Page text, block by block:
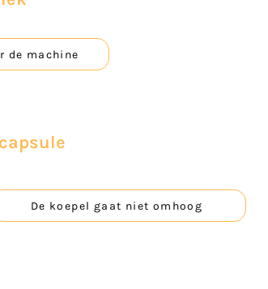
de machine
De koepel gaat niet omhoog